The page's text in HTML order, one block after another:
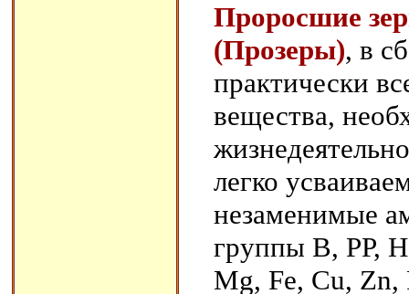
Проросшие
(Прозеры), в
практически
вещества,
легко
незаменимые
группы В, РР,
Mg, Fe, Cu, Zn,